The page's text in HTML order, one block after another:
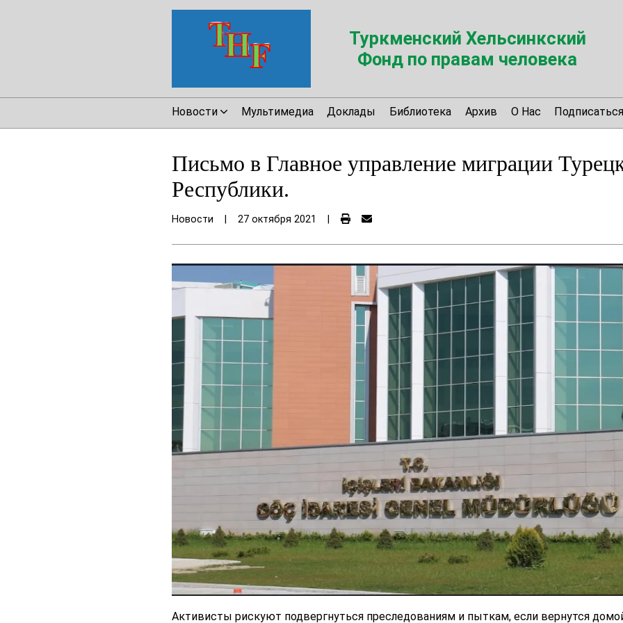
Туркменский Хельсинкский
Фонд по правам человека
Новости Мультимедиа Доклады Библиотека Архив О Нас
Письмо в Главное управление миграции
Республики.
Новости 27 октября 2021
Активисты рискуют подвергнуться преследованиям и пыткам, если вернутся